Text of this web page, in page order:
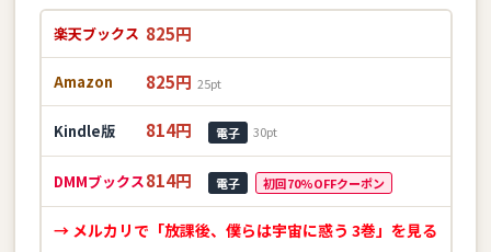
楽天ブックス 825円
Amazon 825円 25pt
Kindle版 814円 電子 30pt
DMMブックス814円 電子 初回70%OFFクーポン
→ メルカリで「放課後、僕らは宇宙に惑う 3巻」を見る